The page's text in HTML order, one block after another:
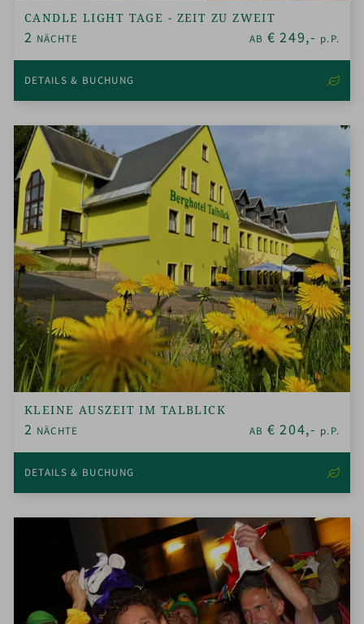
CANDLE LIGHT TAGE - ZEIT ZU ZWEIT
2 NÄCHTE AB € 249,- p.P.
DETAILS & BUCHUNG
KLEINE AUSZEIT IM TALBLICK
2 NÄCHTE AB € 204,- p.P.
DETAILS & BUCHUNG